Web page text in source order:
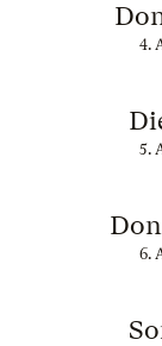
4.
5.
6.